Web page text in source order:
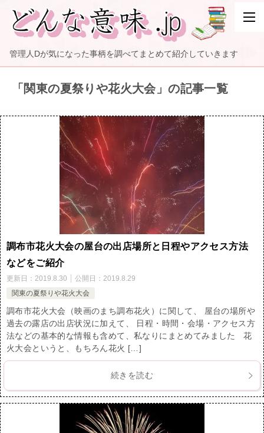
管理人Dが気になった事柄を調べてまとめて紹介していきます
「関東の夏祭りや花火大会」の記事一覧
調布市花火大会の屋台の出店場所と日程やアクセス方法
などをご紹介
更新日： 2019.8.30 公開日： 2019.8.29
関東の夏祭りや花火大会
調布市花火大会（映画のまち調布花火）に関して、 屋台の場所や
過去の露店の出店状況に加えて、 日程・時間・会場・アクセス方
法などの基本的な情報も含めて、私なりにまとめてみました 花
火大会というと、もちろん花火 […]
続きを読む